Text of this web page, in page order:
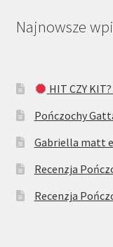
Najnowsze
HIT CZY
Pończochy
Gabriella matt
Recenzja
Recenzja